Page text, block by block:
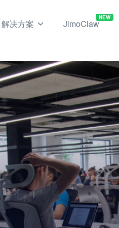
解决方案 JimoClaw
NEW